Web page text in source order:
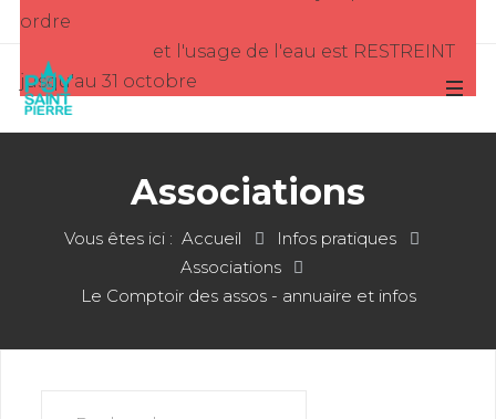
ordre
et l'usage de l'eau est RESTREINT
jusqu'au 31 octobre
Associations
Vous êtes ici :Accueil
Infos pratiques
Associations
Le Comptoir des assos - annuaire et infos